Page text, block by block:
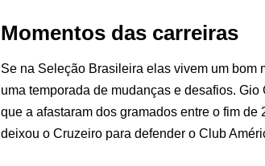
Momentos das carreiras
Se na Seleção Brasileira elas vivem um bom
uma temporada de mudanças e desafios.
que a afastaram dos gramados entre o fim
deixou o Cruzeiro para defender o Club